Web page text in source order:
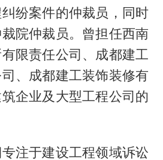
纷案件的仲裁员，同时
院仲裁员。曾担任西南
限责任公司、成都建工
、成都建工装饰装修有
企业及大型工程公司的
注于建设工程领域诉讼